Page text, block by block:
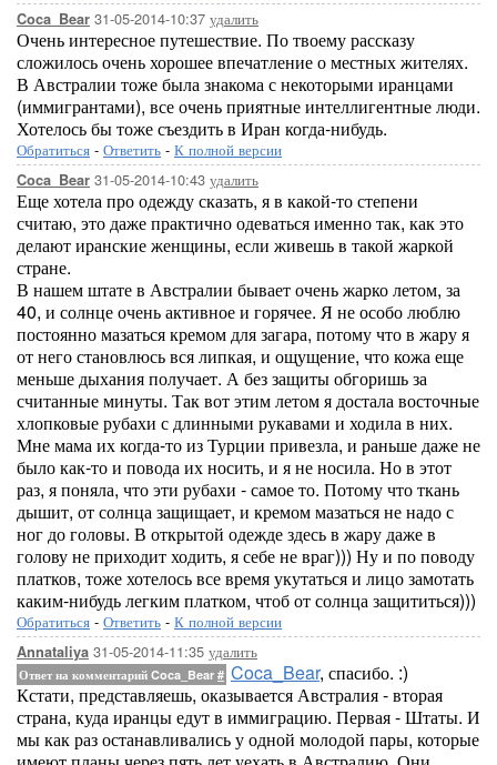
Coca_Bear 31-05-2014-10:37 удалить
Очень интересное путешествие. По твоему рассказу
сложилось очень хорошее впечатление о местных жителях.
В Австралии тоже была знакома с некоторыми иранцами
(иммигрантами), все очень приятные интеллигентные люди.
Хотелось бы тоже съездить в Иран когда-нибудь.
Обратиться - Ответить - К полной версии
Coca_Bear 31-05-2014-10:43 удалить
Еще хотела про одежду сказать, я в какой-то степени
считаю, это даже практично одеваться именно так, как это
делают иранские женщины, если живешь в такой жаркой
стране.
В нашем штате в Австралии бывает очень жарко летом, за
40, и солнце очень активное и горячее. Я не особо люблю
постоянно мазаться кремом для загара, потому что в жару я
от него становлюсь вся липкая, и ощущение, что кожа еще
меньше дыхания получает. А без защиты обгоришь за
считанные минуты. Так вот этим летом я достала восточные
хлопковые рубахи с длинными рукавами и ходила в них.
Мне мама их когда-то из Турции привезла, и раньше даже не
было как-то и повода их носить, и я не носила. Но в этот
раз, я поняла, что эти рубахи - самое то. Потому что ткань
дышит, от солнца защищает, и кремом мазаться не надо с
ног до головы. В открытой одежде здесь в жару даже в
голову не приходит ходить, я себе не враг))) Ну и по поводу
платков, тоже хотелось все время укутаться и лицо замотать
каким-нибудь легким платком, чтоб от солнца защититься)))
Обратиться - Ответить - К полной версии
Annataliya 31-05-2014-11:35 удалить
Ответ на комментарий Coca_Bear # Coca_Bear, спасибо. :)
Кстати, представляешь, оказывается Австралия - вторая
страна, куда иранцы едут в иммиграцию. Первая - Штаты. И
мы как раз останавливались у одной молодой пары, которые